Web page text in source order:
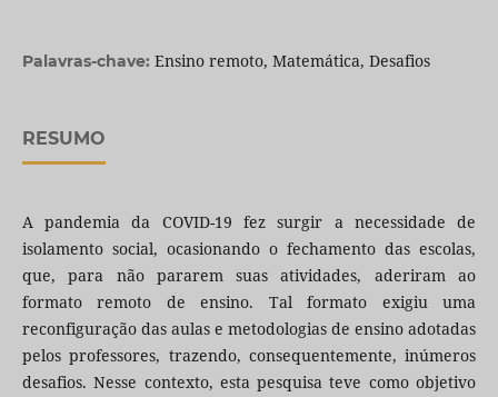
Palavras-chave: Ensino remoto, Matemática, Desafios
RESUMO
A pandemia da COVID-19 fez surgir a necessidade de
isolamento social, ocasionando o fechamento das escolas,
que, para não pararem suas atividades, aderiram ao
formato remoto de ensino. Tal formato exigiu uma
reconfiguração das aulas e metodologias de ensino adotadas
pelos professores, trazendo, consequentemente, inúmeros
desafios. Nesse contexto, esta pesquisa teve como objetivo